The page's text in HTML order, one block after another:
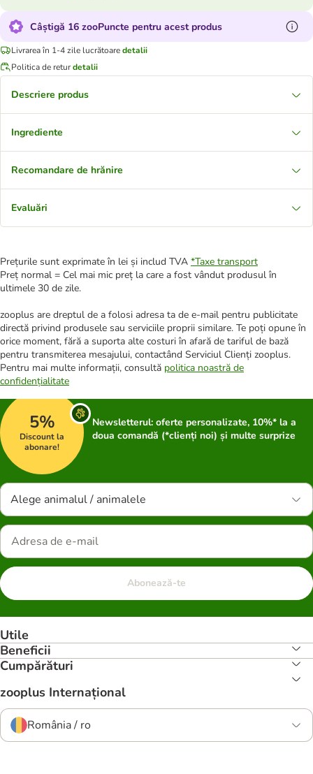
Câștigă 16 zooPuncte pentru acest produs
Livrarea în 1-4 zile lucrătoaredetalii
Politica de returdetalii
Descriere produs
Ingrediente
Recomandare de hrănire
Evaluări
Prețurile sunt exprimate în lei și includ TVA *Taxe transport
Preț normal = Cel mai mic preț la care a fost vândut produsul în
ultimele 30 de zile.
zooplus are dreptul de a folosi adresa ta de e-mail pentru publicitate
directă privind produsele sau serviciile proprii similare. Te poți opune în
orice moment, fără a suporta alte costuri în afară de tariful de bază
pentru transmiterea mesajului, contactând Serviciul Clienți zooplus.
Pentru mai multe informații, consultă politica noastră de
confidențialitate
5%
Discount la
abonare!
Newsletterul: oferte personalizate, 10%* la a
doua comandă (*clienți noi) și multe surprize
Alege animalul / animalele
Abonează-te
Utile
Beneficii
Cumpărături
zooplus Internațional
România / ro